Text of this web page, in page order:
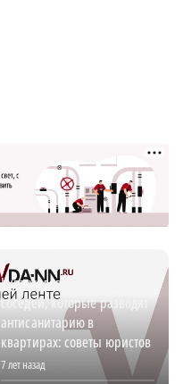
Куда жаловаться на
соседей, которые разводят
антисанитарию в
квартирах: советы юристов
7 лет назад